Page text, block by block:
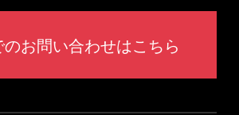
のお問い合わせはこちら